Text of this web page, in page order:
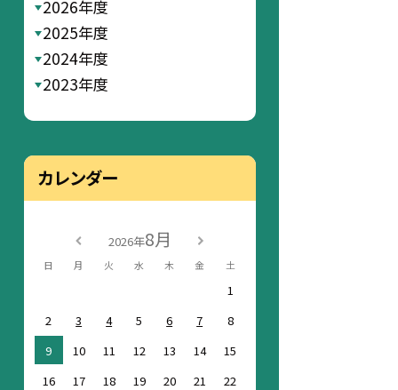
2026年度
2025年度
2024年度
2023年度
カレンダー
2026年8月
日 月 火 水 木 金 土
1
2
3 4 5 6 7
8
9
10 11 12 13 14
15
16
17 18 19 20 21
22